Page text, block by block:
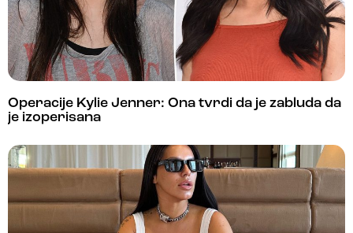
Operacije Kylie Jenner: Ona tvrdi da je zabluda da
je izoperisana